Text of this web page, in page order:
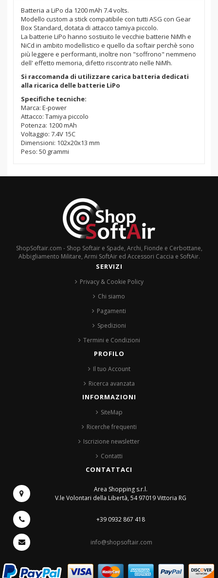
Batteria a LiPo da 1200 mAh 7.4 volts.
Modello custom a stick compatibile con tutti ASG con Gear
Box Standard, dotata di attacco tamiya piccolo.
La batterie LiPo hanno sostiuito le vecchie batterie NiMh e
NiCd in ambito modellistico e quello da softair perchè sono
più leggere e performanti, inoltre non "soffrono" nemmeno
dell' effetto memoria, difetto riscontrato nelle NiMh.
Si raccomanda di utilizzare carica batteria dedicati
alla ricarica delle batterie LiPo
Specifiche tecniche:
Marca: E-power
Attacco: Tamiya piccolo
Potenza: 1200 mAh
Voltaggio: 7.4V 15C
Dimensioni: 102x20x13 mm
Peso: 50 grammi
ShopSoftair.com - Shop Softair e Spade, Archi, Fionde e Cerbottane,
Abbigliamento Militare, Armi SoftAir ed Accessori Caccia e SoftAir.
SERVIZI
Privacy & Cookie Policy
Chi siamo
Pagamenti
Spedizioni
Termini e Condizioni
PROFILO
Il tuo Account
Ricerca avanzata
INFORMAZIONI
SiteMap
Ricerche frequenti
Iscrizione newsletter
Contatti
CONTATTACI
Area Shopping s.r.l.
V.le Volontari della Libertà, 5497019 Vittoria RG
+39 0932 867 418
info@shopsoftair.com